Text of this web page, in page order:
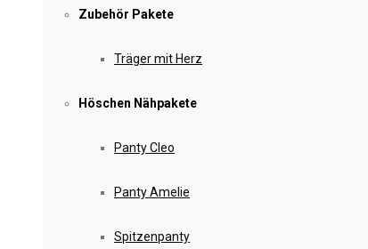
Zubehör Pakete
Träger mit Herz
Höschen Nähpakete
Panty Cleo
Panty Amelie
Spitzenpanty